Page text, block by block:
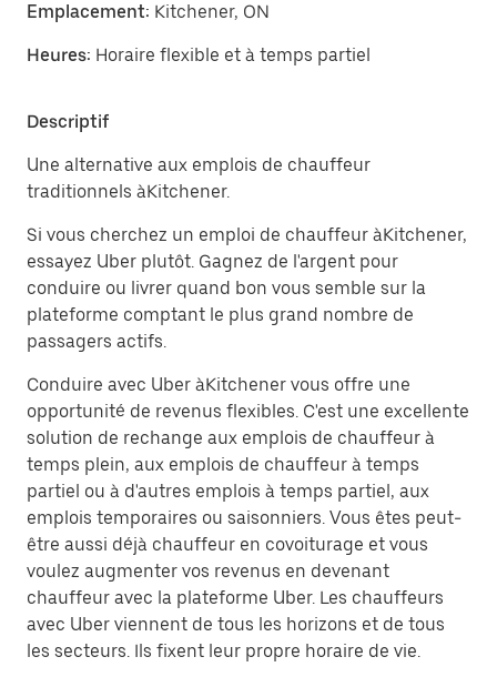
Emplacement: Kitchener, ON
Heures: Horaire flexible et à temps partiel
Descriptif
Une alternative aux emplois de chauffeur
traditionnels àKitchener.
Si vous cherchez un emploi de chauffeur àKitchener,
essayez Uber plutôt. Gagnez de l'argent pour
conduire ou livrer quand bon vous semble sur la
plateforme comptant le plus grand nombre de
passagers actifs.
Conduire avec Uber àKitchener vous offre une
opportunité de revenus flexibles. C'est une excellente
solution de rechange aux emplois de chauffeur à
temps plein, aux emplois de chauffeur à temps
partiel ou à d'autres emplois à temps partiel, aux
emplois temporaires ou saisonniers. Vous êtes peut-
être aussi déjà chauffeur en covoiturage et vous
voulez augmenter vos revenus en devenant
chauffeur avec la plateforme Uber. Les chauffeurs
avec Uber viennent de tous les horizons et de tous
les secteurs. Ils fixent leur propre horaire de vie.